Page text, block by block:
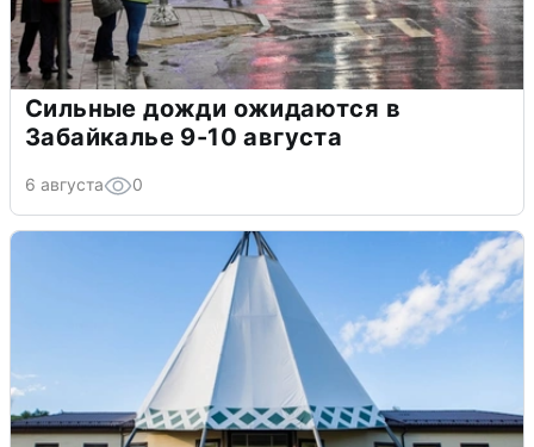
Сильные дожди ожидаются в
Забайкалье 9-10 августа
6 августа 0